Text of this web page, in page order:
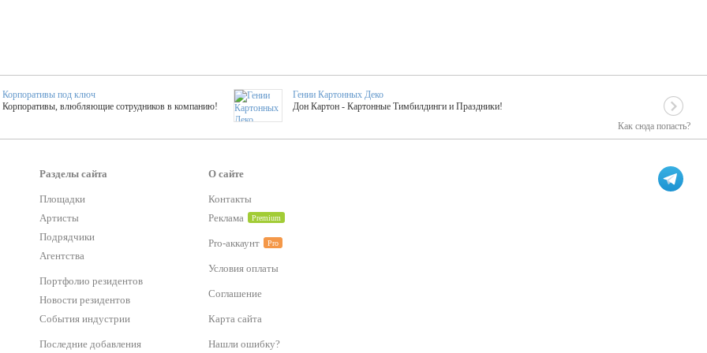
Как сюда попасть?
Корпоративы под ключ
Корпоративы, влюбляющие сотрудников в компанию!
Гении Картонных Деко
Дон Картон - Картонные Тимбилдинги и Праздники!
классы
25 активностей! Смета за 15 минут!
Букинг компания №1
Оперативная информация о любых зарубежных артистах
второй заказ контента со скидкой в 15%
Хотите весело?
БАР от 50 000 р.
Разделы сайта
Площадки
Артисты
Подрядчики
Агентства
Портфолио резидентов
Новости резидентов
События индустрии
Последние добавления
О сайте
Контакты
Реклама
Premium
Pro-аккаунт Pro
Условия оплаты
Соглашение
Карта сайта
Нашли ошибку?